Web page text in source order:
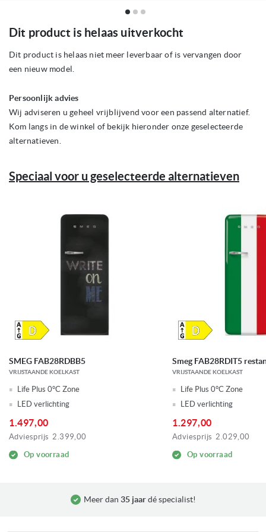
naar
begin
van
Dit product is helaas uitverkocht
Dit product is helaas niet meer leverbaar of is vervangen door
een nieuw model.
Persoonlijk advies
Wij adviseren u geheel vrijblijvend voor een passend alternatief.
Kom langs in de winkel of bekijk hieronder onze geselecteerde
alternatieven.
Speciaal voor u geselecteerde alternatieven
SMEG FAB28RDBB5
VRIJSTAANDE KOELKAST
Life Plus 0°C Zone
LED verlichting
1.497,00
Adviesprijs 2.399,00
Op voorraad
Smeg FAB28RDIT5
VRIJSTAANDE KOELKAST
Life Plus 0°C Zone
LED verlichting
1.297,00
Adviesprijs 2.029,00
Op voorraad
Meer dan 35 jaar dé specialist!